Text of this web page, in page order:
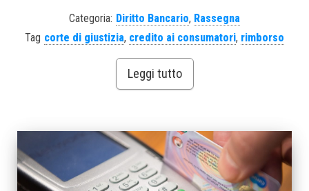
Categoria: Diritto Bancario, Rassegna
Tag corte di giustizia, credito ai consumatori, rimborso
Leggi tutto